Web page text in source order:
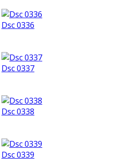
Dsc 0336
Dsc 0337
Dsc 0338
Dsc 0339